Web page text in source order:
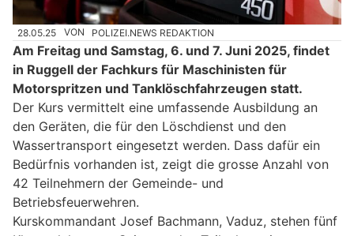
28.05.25 VON POLIZEI.NEWS REDAKTION
Am Freitag und Samstag, 6. und 7. Juni 2025, findet
in Ruggell der Fachkurs für Maschinisten für
Motorspritzen und Tanklöschfahrzeugen statt.
Der Kurs vermittelt eine umfassende Ausbildung an
den Geräten, die für den Löschdienst und den
Wassertransport eingesetzt werden. Dass dafür ein
Bedürfnis vorhanden ist, zeigt die grosse Anzahl von
42 Teilnehmern der Gemeinde- und
Betriebsfeuerwehren.
Kurskommandant Josef Bachmann, Vaduz, stehen fünf